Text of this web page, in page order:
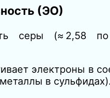
(ЭО)
серы (≈ 2,58
электроны в
в сульфидах).